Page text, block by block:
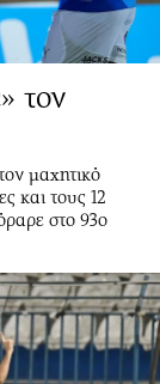
τον
μαχητικό
και τους 12
στο 93ο